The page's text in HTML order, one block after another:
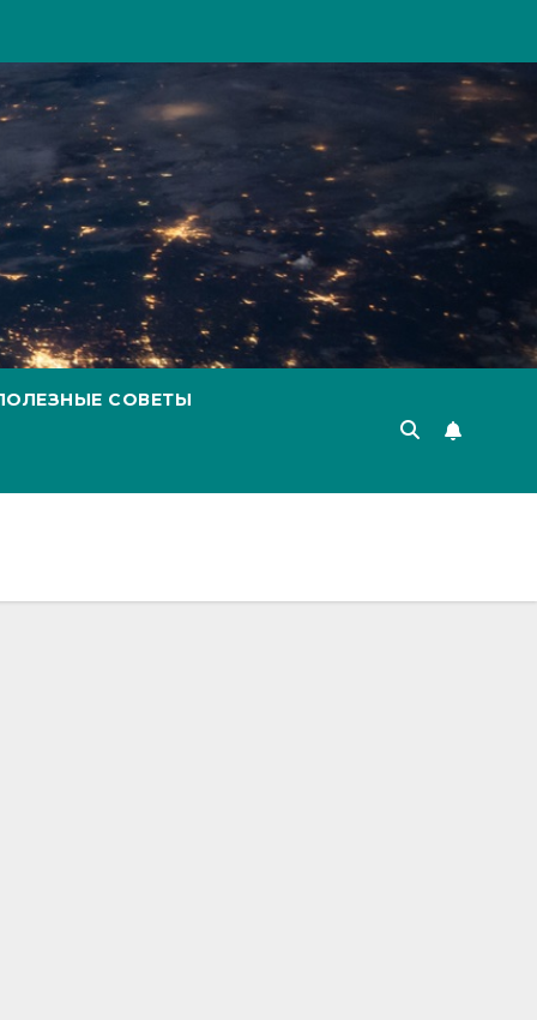
СОВЕТЫ